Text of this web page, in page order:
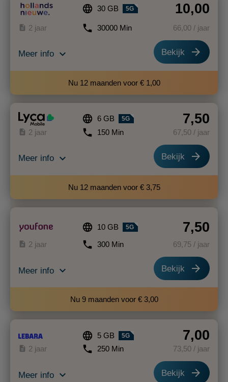
language 30 GB 5G 10,00
description 2 jaar phone 30000 Min 66,00/ jaar
Meer info expand_more Bekijk arrow_forward
Nu 12 maanden voor € 1,00
language 6 GB 5G 7,50
description 2 jaar phone 150 Min 67,50/ jaar
Meer info expand_more Bekijk arrow_forward
Nu 12 maanden voor € 3,75
language 10 GB 5G 7,50
description 2 jaar phone 300 Min 69,75/ jaar
Meer info expand_more Bekijk arrow_forward
Nu 9 maanden voor € 3,00
language 5 GB 5G 7,00
description 2 jaar phone 250 Min 73,50/ jaar
Meer info expand_more Bekijk arrow_forward